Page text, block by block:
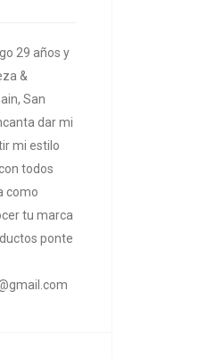
29 años y
&
San
dar mi
mi estilo
todos
como
tu marca
ponte